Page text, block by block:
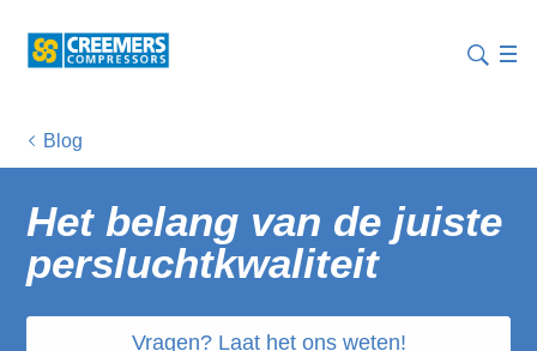
Blog
Het belang van de juiste
persluchtkwaliteit
Vragen? Laat het ons weten!